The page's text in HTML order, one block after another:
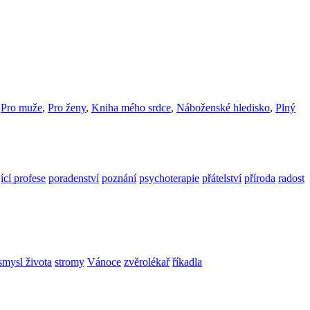
Pro muže, Pro ženy, Kniha mého srdce, Náboženské hledisko, Plný
profese poradenství poznání psychoterapie přátelství příroda radost
života stromy Vánoce zvěrolékař říkadla